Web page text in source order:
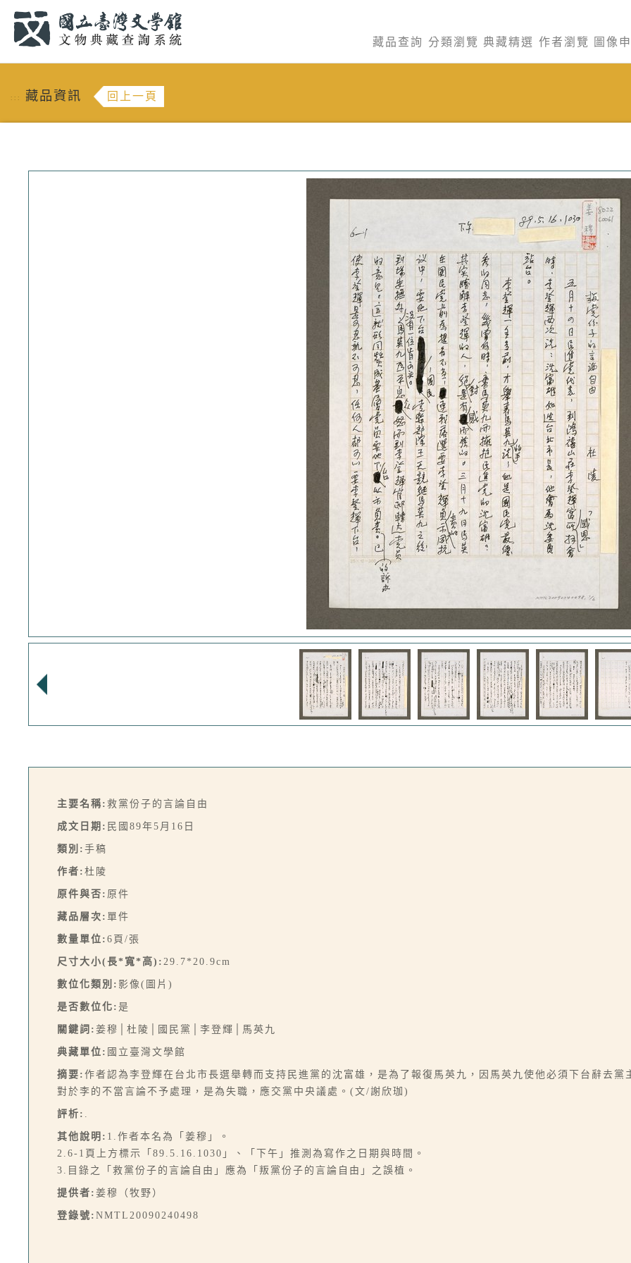
藏品查詢 分類瀏覽 典藏精選 作者瀏覽 圖像
::: 藏品資訊 回上一頁
主要名稱: 救黨份子的言論自由
成文日期: 民國89年5月16日
類別: 手稿
作者: 杜陵
原件與否: 原件
藏品層次: 單件
數量單位: 6頁/張
尺寸大小(長*寬*高): 29.7*20.9cm
數位化類別: 影像(圖片)
是否數位化: 是
關鍵詞: 姜穆│杜陵│國民黨│李登輝│馬英九
典藏單位: 國立臺灣文學館
摘要: 作者認為李登輝在台北市長選舉轉而支持民進黨的沈富雄，是為了報復馬英九，因馬英九使他必須下台辭去
對於李的不當言論不予處理，是為失職，應交黨中央議處。(文/謝欣珈)
評析: .
其他說明: 1.作者本名為「姜穆」。
2.6-1頁上方標示「89.5.16.1030」、「下午」推測為寫作之日期與時間。
3.目錄之「救黨份子的言論自由」應為「叛黨份子的言論自由」之誤植。
提供者: 姜穆（牧野）
登錄號: NMTL20090240498